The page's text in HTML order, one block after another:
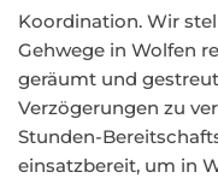
Koordination. Wir
Gehwege in Wolfen
geräumt und
Verzögerungen zu
Stunden-
einsatzbereit, um in